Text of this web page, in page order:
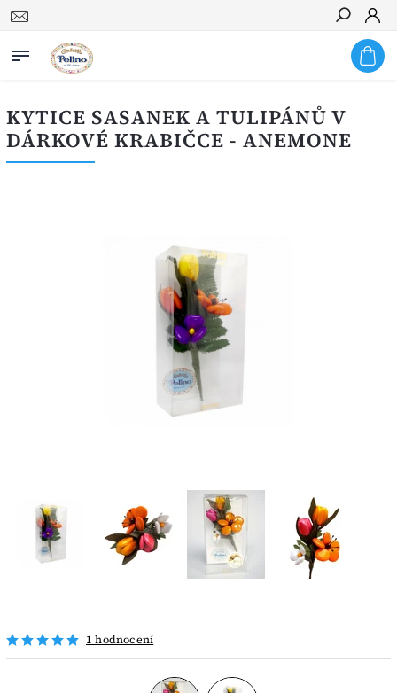
Hledat
KYTICE SASANEK A TULIPÁNŮ V
DÁRKOVÉ KRABIČCE - ANEMONE
1 hodnocení